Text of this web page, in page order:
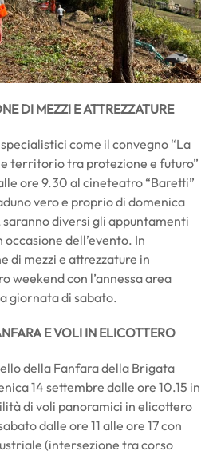
DI MEZZI E ATTREZZATURE
come il convegno “La
territorio tra protezione e futuro”
ore 9.30 al cineteatro “Baretti”
vero e proprio di domenica
saranno diversi gli appuntamenti
dell’evento. In
di mezzi e attrezzature in
weekend con l’annessa area
giornata di sabato.
E VOLI IN ELICOTTERO
della Fanfara della Brigata
14 settembre dalle ore 10.15 in
di voli panoramici in elicottero
dalle ore 11 alle ore 17 con
(intersezione tra corso